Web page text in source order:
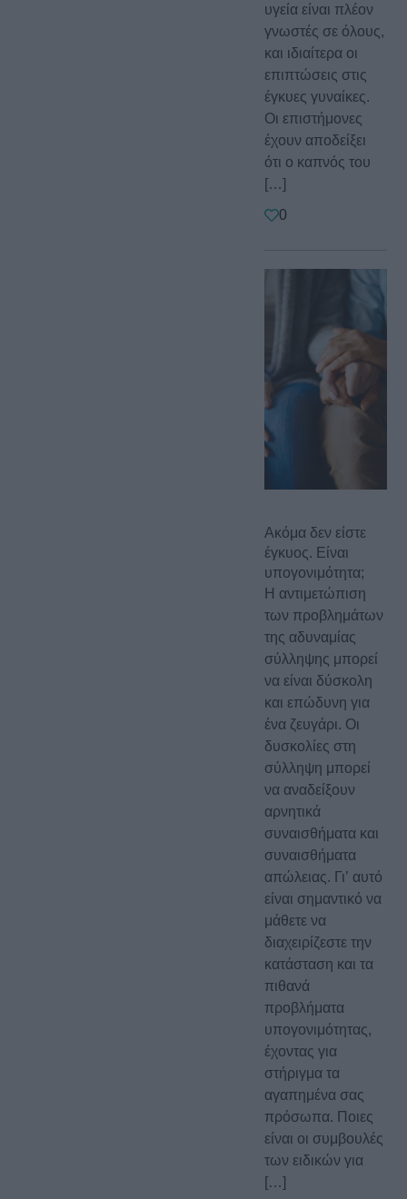
υγεία είναι πλέον
γνωστές σε όλους,
και ιδιαίτερα οι
επιπτώσεις στις
έγκυες γυναίκες.
Οι επιστήμονες
έχουν αποδείξει
ότι ο καπνός του
[…]
0
Ακόμα δεν είστε
έγκυος. Είναι
υπογονιμότητα;
Η αντιμετώπιση
των προβλημάτων
της αδυναμίας
σύλληψης μπορεί
να είναι δύσκολη
και επώδυνη για
ένα ζευγάρι. Οι
δυσκολίες στη
σύλληψη μπορεί
να αναδείξουν
αρνητικά
συναισθήματα και
συναισθήματα
απώλειας. Γι’ αυτό
είναι σημαντικό να
μάθετε να
διαχειρίζεστε την
κατάσταση και τα
πιθανά
προβλήματα
υπογονιμότητας,
έχοντας για
στήριγμα τα
αγαπημένα σας
πρόσωπα. Ποιες
είναι οι συμβουλές
των ειδικών για
[…]